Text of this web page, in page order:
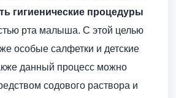
гигиенические процедуры
рта малыша. С этой целью
особые салфетки и детские
данный процесс можно
содового раствора и